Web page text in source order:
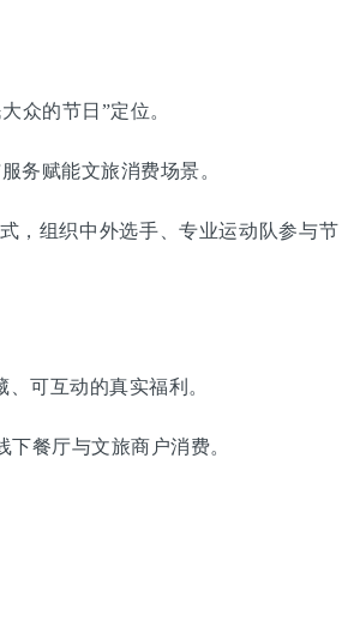
众的节日”定位。
务赋能文旅消费场景。
，组织中外选手、专业运动队参与节
可互动的真实福利。
餐厅与文旅商户消费。